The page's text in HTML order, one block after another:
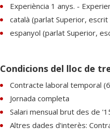
Experiència 1 anys. -
català (parlat Superior, escrit
espanyol (parlat Superior,
Condicions del lloc de
Contracte laboral temporal
Jornada completa
Salari mensual brut des de
Altres dades d'interès: